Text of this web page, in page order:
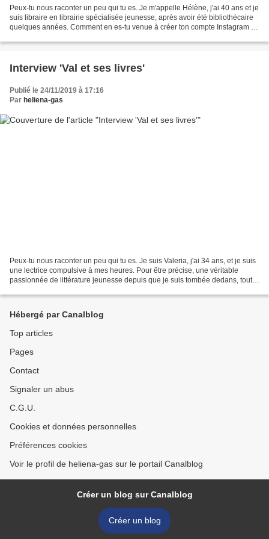
Peux-tu nous raconter un peu qui tu es. Je m'appelle Hélène, j'ai 40 ans et je
suis libraire en librairie spécialisée jeunesse, après avoir été bibliothécaire
quelques années. Comment en es-tu venue à créer ton compte Instagram ?
Interview 'Val et ses livres'
Publié le 24/11/2019 à 17:16
Par heliena-gas
Peux-tu nous raconter un peu qui tu es. Je suis Valeria, j'ai 34 ans, et je suis
une lectrice compulsive à mes heures. Pour être précise, une véritable
passionnée de littérature jeunesse depuis que je suis tombée dedans, tout à
Hébergé par Canalblog
Top articles
Pages
Contact
Signaler un abus
C.G.U.
Cookies et données personnelles
Préférences cookies
Voir le profil de heliena-gas sur le portail Canalblog
Créer un blog sur Canalblog
Créer un blog